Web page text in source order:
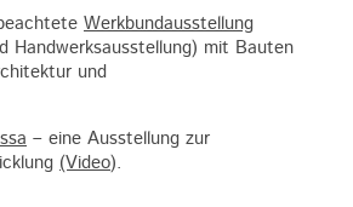
Werkbundausstellung
Handwerksausstellung) mit Bauten
und
– eine Ausstellung zur
(Video).